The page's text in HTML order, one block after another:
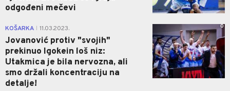
odgođeni mečevi
KOŠARKA 11.03.2023.
Jovanović protiv "svojih"
prekinuo Igokein loš niz:
Utakmica je bila nervozna, ali
smo držali koncentraciju na
detalje!
0